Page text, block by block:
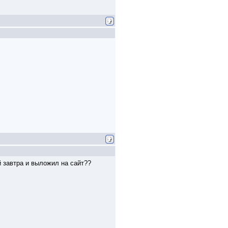
завтра и выложил на сайт??